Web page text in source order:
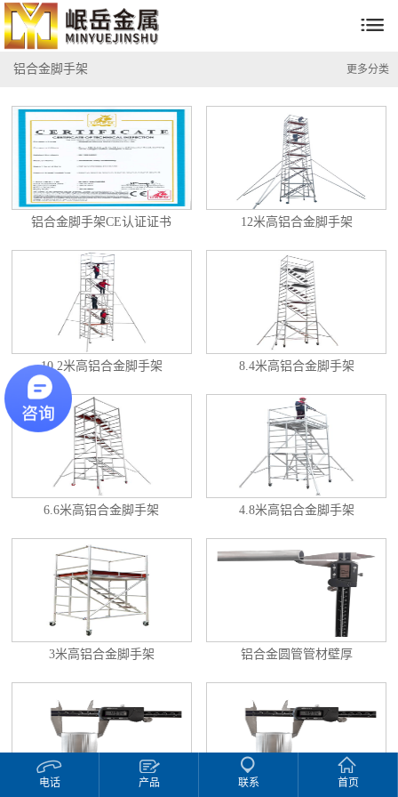

更多分类
铝合金脚手架
铝合金脚手架CE认证证书 12米高铝合金脚手架
10.2米高铝合金脚手架 8.4米高铝合金脚手架
6.6米高铝合金脚手架 4.8米高铝合金脚手架
3米高铝合金脚手架 铝合金圆管管材壁厚
电话 产品 联系 首页